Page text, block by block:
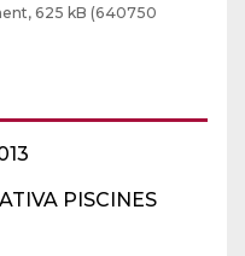
PISCINES
625 kB (640750